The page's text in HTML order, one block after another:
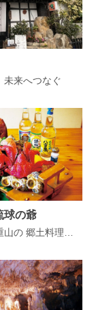
未来へつなぐ
球の爺
いつでも八重山の 郷土料理を味わえる